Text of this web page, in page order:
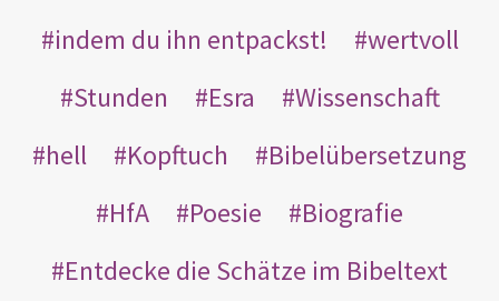
indem du ihn entpackst!
wertvoll
Stunden
Esra
Wissenschaft
hell
Kopftuch
Bibelübersetzung
HfA
Poesie
Biografie
Entdecke die Schätze im Bibeltext